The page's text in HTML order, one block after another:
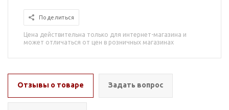
Поделиться
Цена действительна только для интернет-магазина и
может отличаться от цен в розничных магазинах
Отзывы о товаре Задать вопрос